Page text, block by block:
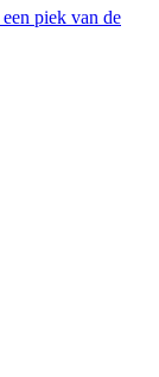
piek van de